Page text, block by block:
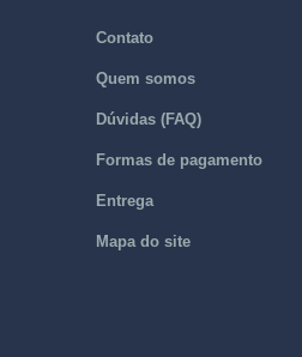
Contato
Quem somos
Dúvidas (FAQ)
Formas de pagamento
Entrega
Mapa do site